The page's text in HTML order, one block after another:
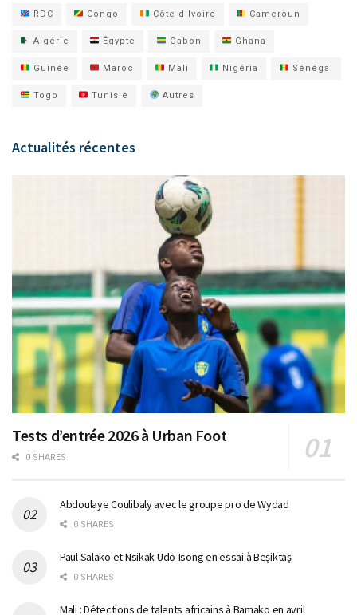
RDC Congo Côte d'Ivoire Cameroun
Algérie Égypte Gabon Ghana
Guinée Maroc Mali Nigéria Sénégal
Togo Tunisie Autres
Actualités récentes
Tests d’entrée 2026 à Urban Foot
0 SHARES
Abdoulaye Coulibaly avec le groupe pro de Wydad
0 SHARES
Paul Salako et Nsikak Udo-Isong en essai à Beşiktaş
0 SHARES
Mali : Détections de talents africains à Bamako en avril